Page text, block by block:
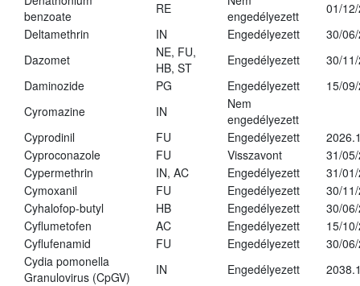
benzoate
RE
engedélyezett
01/
Deltamethrin
IN Engedélyezett
30/
Dazomet
NE, FU,
HB, ST
Engedélyezett
30/
Daminozide
PG Engedélyezett
15/
Cyromazine
IN
Nem
engedélyezett
Cyprodinil
FU Engedélyezett
Cyproconazole
FU Visszavont
31/
Cypermethrin
IN, AC Engedélyezett
31/
Cymoxanil
FU Engedélyezett
30/
Cyhalofop-butyl
HB Engedélyezett
30/
Cyflumetofen
AC Engedélyezett
15/
Cyflufenamid
FU Engedélyezett
30/
Cydia pomonella
Granulovirus (CpGV)
IN Engedélyezett